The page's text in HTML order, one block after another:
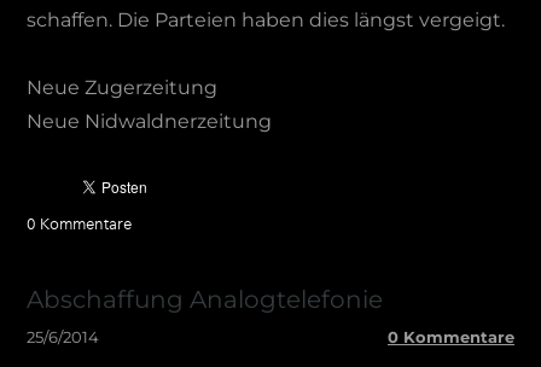
schaffen. Die Parteien haben dies längst vergeigt.
Neue Zugerzeitung
Neue Nidwaldnerzeitung
0 Kommentare
Abschaffung Analogtelefonie
25/6/2014 0 Kommentare